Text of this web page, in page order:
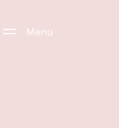
Menu